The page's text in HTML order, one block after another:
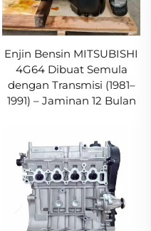
Enjin Bensin MITSUBISHI
4G64 Dibuat Semula
dengan Transmisi (1981–
1991) – Jaminan 12 Bulan